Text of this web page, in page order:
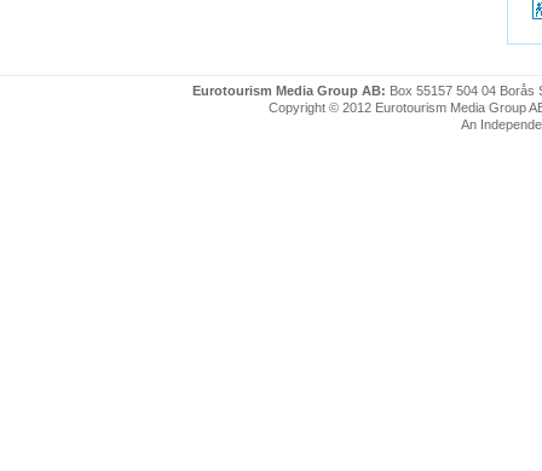
Eurotourism Media Group AB: Box 55157 504 04 Borås
Copyright © 2012 Eurotourism Media Group
An